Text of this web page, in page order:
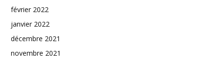
février 2022
janvier 2022
décembre 2021
novembre 2021